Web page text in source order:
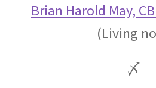
ガリレオ・ガ
【近代科学の父、天文学の
Brian Harold May,
(Living
〆